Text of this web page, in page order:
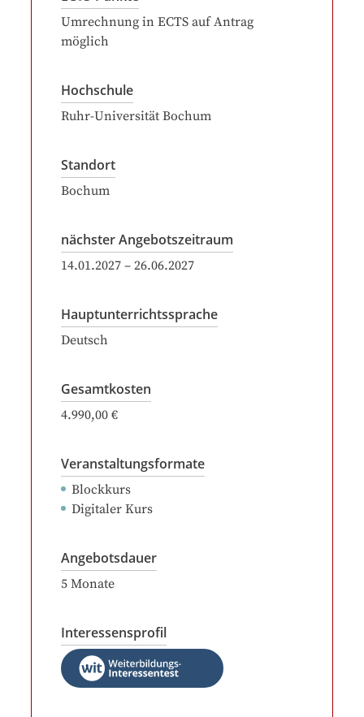
Umrechnung in ECTS auf Antrag
möglich
Hochschule
Ruhr-Universität Bochum
Standort
Bochum
nächster Angebotszeitraum
14.01.2027 – 26.06.2027
Hauptunterrichtssprache
Deutsch
Gesamtkosten
4.990,00 €
Veranstaltungsformate
Blockkurs
Digitaler Kurs
Angebotsdauer
5 Monate
Interessensprofil